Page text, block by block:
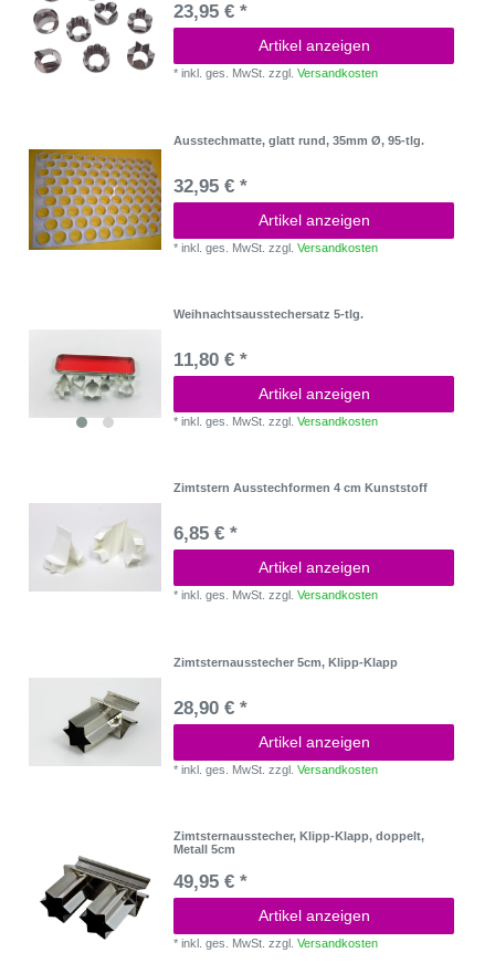
23,95 € *
Artikel anzeigen
*inkl. ges. MwSt. zzgl.Versandkosten
Ausstechmatte, glatt rund, 35mm Ø, 95-tlg.
32,95 € *
Artikel anzeigen
*inkl. ges. MwSt. zzgl.Versandkosten
Weihnachtsausstechersatz 5-tlg.
11,80 € *
Artikel anzeigen
*inkl. ges. MwSt. zzgl.Versandkosten
Zimtstern Ausstechformen 4 cm Kunststoff
6,85 € *
Artikel anzeigen
*inkl. ges. MwSt. zzgl.Versandkosten
Zimtsternausstecher 5cm, Klipp-Klapp
28,90 € *
Artikel anzeigen
*inkl. ges. MwSt. zzgl.Versandkosten
Zimtsternausstecher, Klipp-Klapp, doppelt,
Metall 5cm
49,95 € *
Artikel anzeigen
*inkl. ges. MwSt. zzgl.Versandkosten